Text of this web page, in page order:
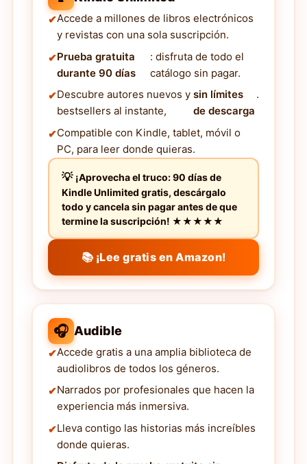
Accede a millones de libros electrónicos
y revistas con una sola suscripción.
Prueba gratuita
durante 90 días
: disfruta de todo el
catálogo sin pagar.
Descubre autores nuevos y
bestsellers al instante,
sin límites
de descarga
.
Compatible con Kindle, tablet, móvil o
PC, para leer donde quieras.
¡Aprovecha el truco: 90 días de
Kindle Unlimited gratis, descárgalo
todo y cancela sin pagar antes de que
termine la suscripción! ★★★★★
📚 ¡Lee gratis en Amazon!
🎧 Audible
Accede gratis a una amplia biblioteca de
audiolibros de todos los géneros.
Narrados por profesionales que hacen la
experiencia más inmersiva.
Lleva contigo las historias más increíbles
donde quieras.